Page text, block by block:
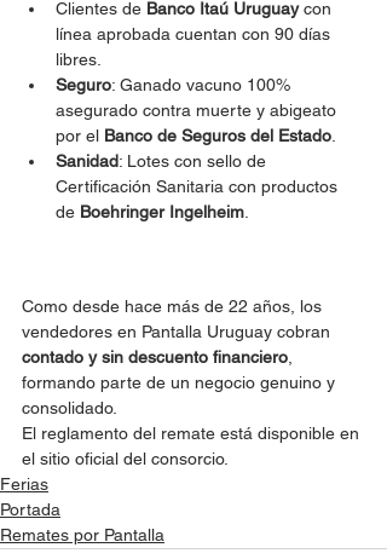
Clientes de Banco Itaú Uruguay con
línea aprobada cuentan con 90 días
libres.
Seguro: Ganado vacuno 100%
asegurado contra muerte y abigeato
por el Banco de Seguros del Estado.
Sanidad: Lotes con sello de
Certificación Sanitaria con productos
de Boehringer Ingelheim.
Como desde hace más de 22 años, los
vendedores en Pantalla Uruguay cobran
contado y sin descuento financiero,
formando parte de un negocio genuino y
consolidado.
El reglamento del remate está disponible en
el sitio oficial del consorcio.
Ferias
Portada
Remates por Pantalla